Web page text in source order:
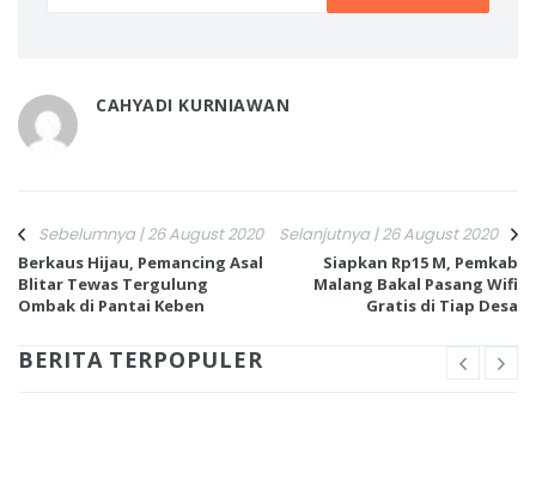
CAHYADI KURNIAWAN
Sebelumnya | 26 August 2020
Berkaus Hijau, Pemancing Asal
Blitar Tewas Tergulung
Ombak di Pantai Keben
Selanjutnya | 26 August 2020
Siapkan Rp15 M, Pemkab
Malang Bakal Pasang Wifi
Gratis di Tiap Desa
BERITA TERPOPULER